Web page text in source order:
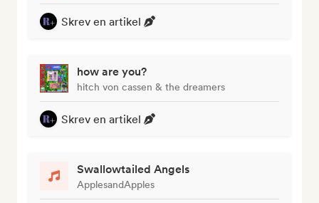
Skrev en artikel
how are you?
hitch von cassen & the dreamers
Skrev en artikel
Swallowtailed Angels
ApplesandApples